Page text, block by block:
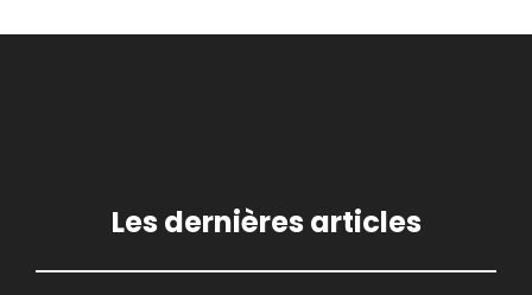
Les dernières articles